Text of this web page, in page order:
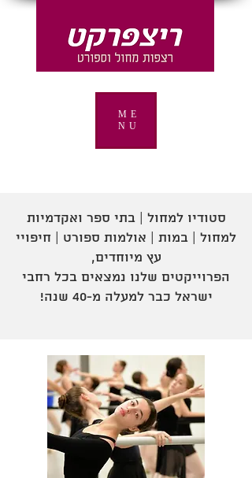
ME
NU
סטודיו למחול | בתי ספר ואקדמיות
למחול | במות | אולמות ספורט | חיפויי
עץ מיוחדים,
הפרוייקטים שלנו נמצאים בכל רחבי
ישראל כבר למעלה מ-40 שנה!